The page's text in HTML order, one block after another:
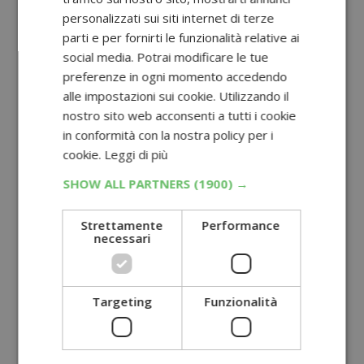
personalizzati sui siti internet di terze
parti e per fornirti le funzionalità relative ai
social media. Potrai modificare le tue
preferenze in ogni momento accedendo
alle impostazioni sui cookie. Utilizzando il
nostro sito web acconsenti a tutti i cookie
in conformità con la nostra policy per i
cookie. Leggi di più
SHOW ALL PARTNERS (1900) →
Strettamente
necessari
Performance
Targeting Funzionalità